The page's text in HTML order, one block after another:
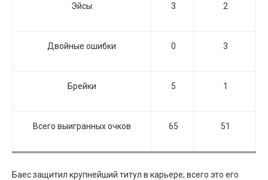
Эйсы 3 2
Двойные ошибки 0 3
Брейки 5 1
Всего выигранных очков 65 51
Баес защитил крупнейший титул в карьере; всего это его